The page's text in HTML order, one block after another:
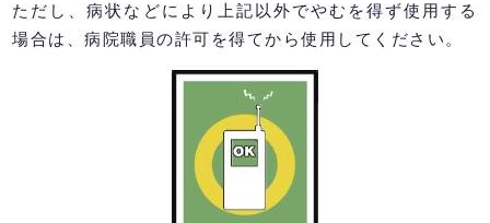
ただし、病状などにより上記以外でやむを得ず使用する
場合は、病院職員の許可を得てから使用してください。